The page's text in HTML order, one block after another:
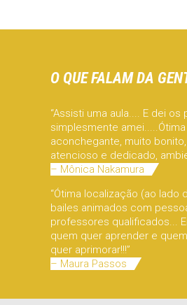
O QUE FALAM DA
“Assisti uma aula.... E dei
simplesmente
aconchegante, muito
atencioso e dedicado,
– Mônica Nakamura
“Ótima localização (ao lado
bailes animados com
professores qualificados...
quem quer aprender e
quer aprimorar!!!”
– Maura Passos